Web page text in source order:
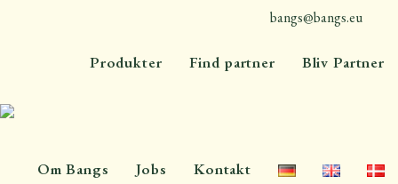
bangs@bangs.eu
+45 4576 7300
Produkter Find partner Bliv Partner
Om Bangs Jobs Kontakt